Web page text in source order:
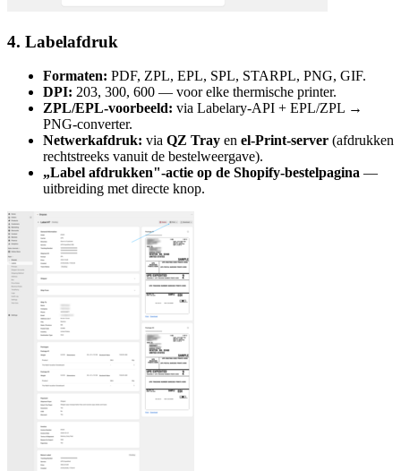
4. Labelafdruk
Formaten: PDF, ZPL, EPL, SPL, STARPL, PNG, GIF.
DPI: 203, 300, 600 — voor elke thermische printer.
ZPL/EPL-voorbeeld: via Labelary-API + EPL/ZPL →
PNG-converter.
Netwerkafdruk: via QZ Tray en el-Print-server (afdrukken
rechtstreeks vanuit de bestelweergave).
„Label afdrukken"-actie op de Shopify-bestelpagina —
uitbreiding met directe knop.